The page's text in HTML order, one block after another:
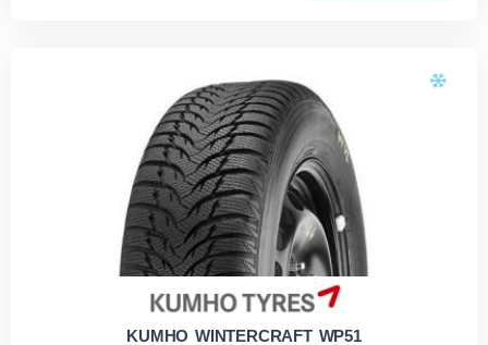
KUMHO WINTERCRAFT WP51